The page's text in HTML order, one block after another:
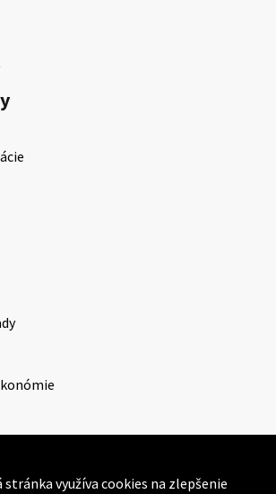
stránka využíva cookies na zlepšenie